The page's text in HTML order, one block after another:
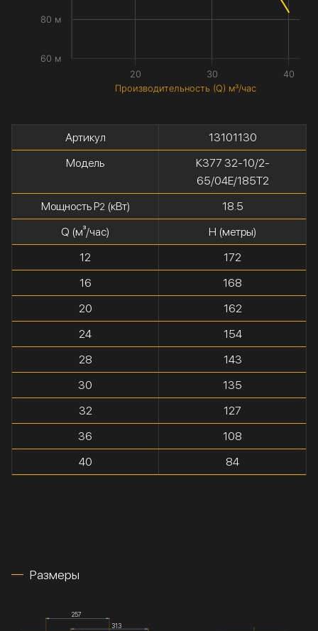
Производительность (Q) м³/час
20 30 40
60 м
80 м
Артикул
13101130
Модель
К377 32-10/2-
65/04Е/185Т2
Мощность P2(кВт)
18.5
Q (м³/час)
H (метры)
12
172
16
168
20
162
24
154
28
143
30
135
32
127
36
108
40
84
Размеры
257
313